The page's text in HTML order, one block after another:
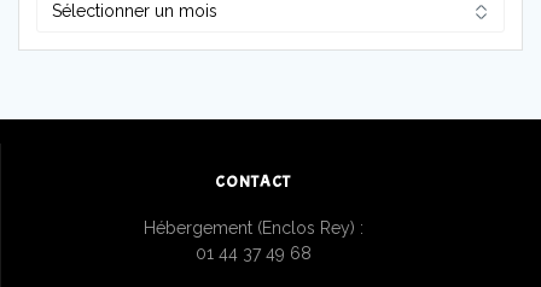
CONTACT
Hébergement (Enclos Rey) :
01 44 37 49 68